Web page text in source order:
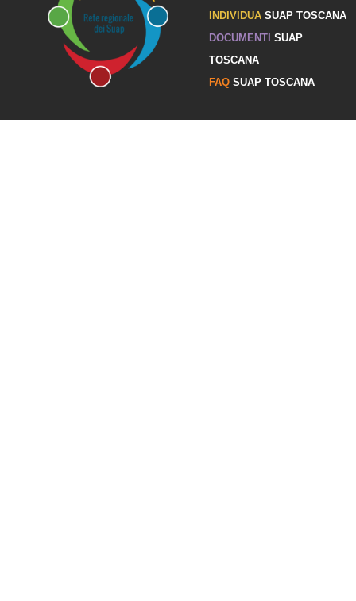
INDIVIDUASUAP TOSCANA
DOCUMENTI SUAP
TOSCANA
FAQSUAP TOSCANA